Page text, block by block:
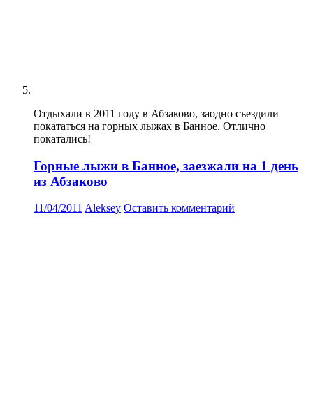
Отдыхали в 2011 году в Абзаково, заодно съездили
покататься на горных лыжах в Банное. Отлично
покатались!
Горные лыжи в Банное, заезжали на 1 день
из Абзаково
11/04/2011 Aleksey Оставить комментарий